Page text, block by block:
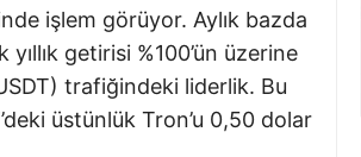
işlem görüyor. Aylık bazda
getirisi %100’ün üzerine
trafiğindeki liderlik. Bu
üstünlük Tron’u 0,50 dolar